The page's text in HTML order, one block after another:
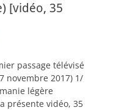
[vidéo, 35
passage télévisé
novembre 2017) 1/
légère
présente vidéo, 35